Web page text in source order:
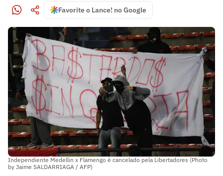
Favorite o Lance! no Google
Independiente Medellin x Flamengo é cancelado pela Libertadores (Photo
by Jaime SALDARRIAGA / AFP)